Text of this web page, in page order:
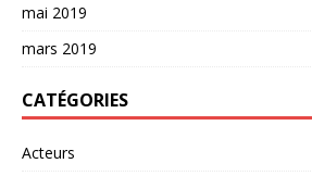
mai 2019
mars 2019
CATÉGORIES
Acteurs